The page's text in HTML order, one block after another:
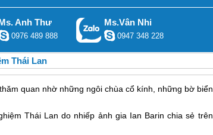
Anh Thư
0976 489 888
Ms.Vân Nhi
0947 348 228
Thái Lan
quan nhờ những ngôi chùa cổ kính, những bờ biển
Thái Lan do nhiếp ảnh gia Ian Barin chia sẻ trên